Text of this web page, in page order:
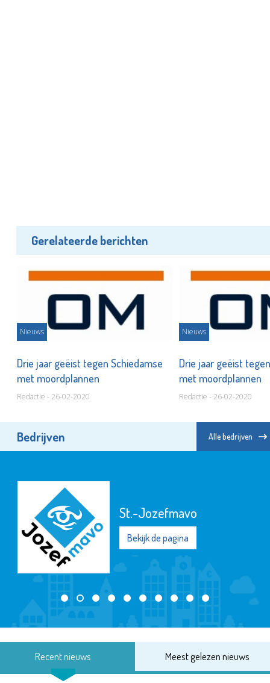
Gerelateerde berichten
Nieuws
Drie jaar geëist tegen Schiedamse
met moordplannen
Redactie - 26-02-2020
Nieuws
Drie jaar geëist
met moordplannen
Redactie - 26-02-2020
Bedrijven Alle bedrijven
St.-Jozefmavo
Bekijk de pagina
Recent nieuws Meest gelezen nieuws